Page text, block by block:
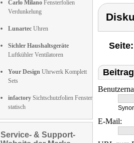
Carlo Milano Fensterfolien
Verdunkelung
Lunartec Uhren
Sichler Haushaltsgeräte
Luftkühler Ventilatoren
Your Design Uhrwerk Komplett
Sets
infactory Sichtschutzfolien Fenster
statisch
Service- & Support-
E-Mail: